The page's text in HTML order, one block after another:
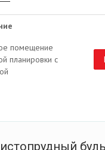
помещение
планировки с